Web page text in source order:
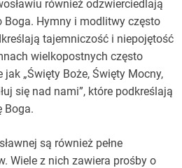
również odzwierciedlają
Boga. Hymny i modlitwy często
tajemniczość i niepojętość
wielkopostnych często
„Święty Boże, Święty Mocny,
się nad nami”, które podkreślają
Boga.
są również pełne
Wiele z nich zawiera prośby o